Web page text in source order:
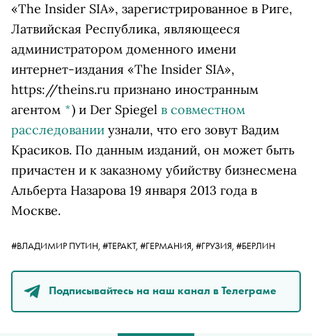
«The Insider SIA», зарегистрированное в Риге,
Латвийская Республика, являющееся
администратором доменного имени
интернет-издания «The Insider SIA»,
https://theins.ru признано иностранным
агентом *) и Der Spiegel в совместном
расследовании узнали, что его зовут Вадим
Красиков. По данным изданий, он может быть
причастен и к заказному убийству бизнесмена
Альберта Назарова 19 января 2013 года в
Москве.
#ВЛАДИМИР ПУТИН, #ТЕРАКТ, #ГЕРМАНИЯ, #ГРУЗИЯ, #БЕРЛИН
Подписывайтесь на наш канал в Телеграме